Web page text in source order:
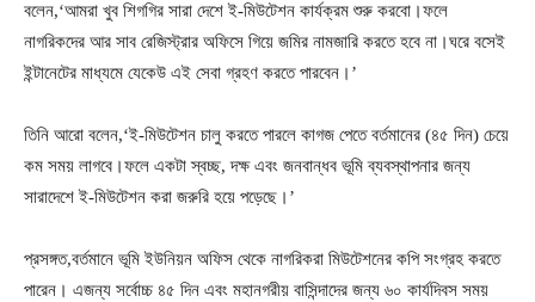
বলেন,‘আমরা খুব শিগগির সারা দেশে ই-মিউটেশন কার্যক্রম শুরু করবো।ফলে
নাগরিকদের আর সাব রেজিস্ট্রার অফিসে গিয়ে জমির নামজারি করতে হবে না।ঘরে বসেই
ইন্টানেটের মাধ্যমে যেকেউ এই সেবা গ্রহণ করতে পারবেন।’
তিনি আরো বলেন,‘ই-মিউটেশন চালু করতে পারলে কাগজ পেতে বর্তমানের (৪৫ দিন) চেয়ে
কম সময় লাগবে।ফলে একটা স্বচ্ছ, দক্ষ এবং জনবান্ধব ভূমি ব্যবস্থাপনার জন্য
সারাদেশে ই-মিউটেশন করা জরুরি হয়ে পড়েছে।’
প্রসঙ্গত,বর্তমানে ভূমি ইউনিয়ন অফিস থেকে নাগরিকরা মিউটেশনের কপি সংগ্রহ করতে
পারেন। এজন্য সর্বোচ্চ ৪৫ দিন এবং মহানগরীয় বাসিন্দাদের জন্য ৬০ কার্যদিবস সময়